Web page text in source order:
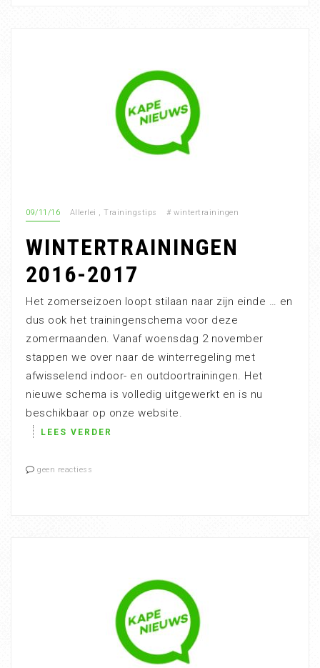
09/11/16 Allerlei , Trainingstips # wintertrainingen
WINTERTRAININGEN
2016-2017
Het zomerseizoen loopt stilaan naar zijn einde … en
dus ook het trainingenschema voor deze
zomermaanden. Vanaf woensdag 2 november
stappen we over naar de winterregeling met
afwisselend indoor- en outdoortrainingen. Het
nieuwe schema is volledig uitgewerkt en is nu
beschikbaar op onze website.
LEES VERDER
geen reactiess